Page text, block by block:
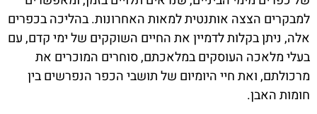
למבקרים הצצה אותנטית למאות האחרונות. בהליכה בכפרים
אלה, ניתן בקלות לדמיין את החיים השוקקים של ימי קדם, עם
בעלי מלאכה העוסקים במלאכתם, סוחרים המוכרים את
מרכולתם, ואת חיי היומיום של תושבי הכפר הנפרשים בין
חומות האבן.